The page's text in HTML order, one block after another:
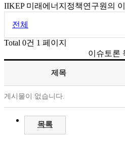
IIKEP 미래에너지정책연구원의
전체
Total 0건 1 페이지
이슈토론
제목
게시물이 없습니다.
목록